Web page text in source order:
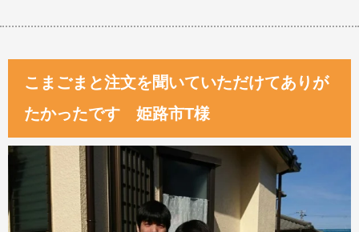
こまごまと注文を聞いていただけてありが
たかったです 姫路市T様